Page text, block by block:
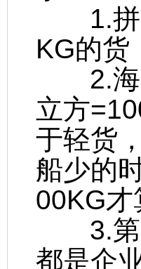
1.拼
KG的货
2.海
立方
于轻货
船少的
00KG才
3.第
都是企